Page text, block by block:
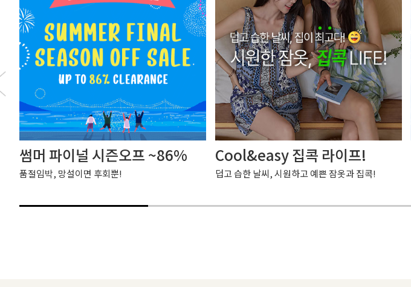
썸머 파이널 시즌오프 ~86%
품절임박, 망설이면 후회뿐!
Cool&easy 집콕 라이프!
덥고 습한 날씨, 시원하고 예쁜 잠옷과 집콕!